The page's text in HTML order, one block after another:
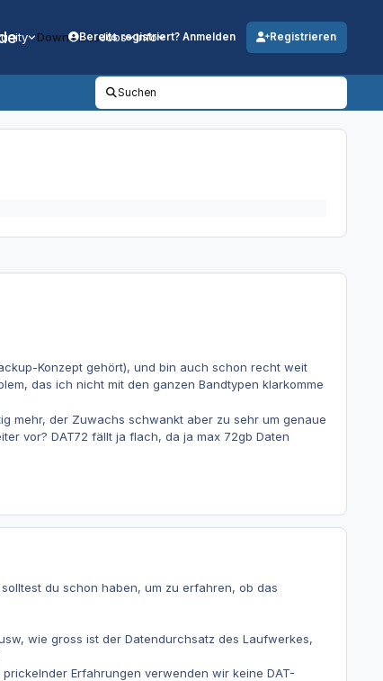
DownloadsJobs Info
Bereits registriert? Anmelden Registrieren
Suchen
Konzept gehört), und bin auch schon recht weit
das ich nicht mit den ganzen Bandtypen klarkomme
mehr, der Zuwachs schwankt aber zu sehr um genaue
vor? DAT72 fällt ja flach, da ja max 72gb Daten
du schon haben, um zu erfahren, ob das
wie gross ist der Datendurchsatz des Laufwerkes,
Erfahrungen verwenden wir keine DAT-